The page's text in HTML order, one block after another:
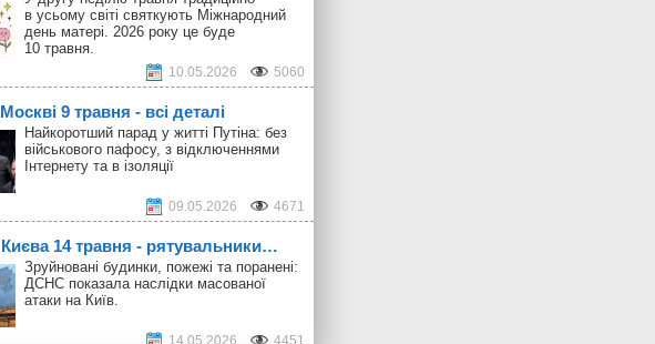
в усьому світі святкують Міжнародний
день матері. 2026 року це буде
10 травня.
10.05.2026 5060
9 травня - всі деталі
Найкоротший парад у житті Путіна: без
військового пафосу, з відключеннями
Інтернету та в ізоляції
09.05.2026 4671
14 травня - рятувальники…
Зруйновані будинки, пожежі та поранені:
ДСНС показала наслідки масованої
атаки на Київ.
14.05.2026 4451